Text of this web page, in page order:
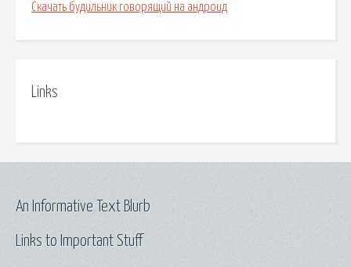
Скачать будильник говорящий на андроид
Links
Links to Important Stuff
An Informative Text Blurb